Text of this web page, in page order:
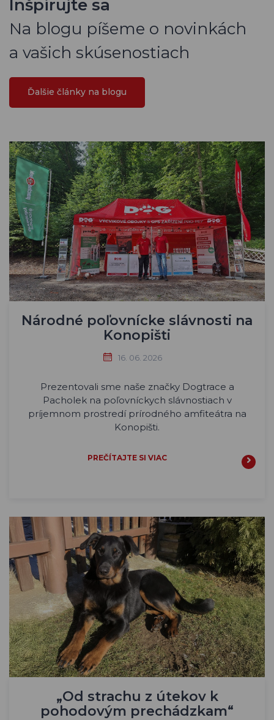
Inšpirujte sa
Na blogu píšeme o novinkách
a vašich skúsenostiach
Ďalšie články na blogu
Národné poľovnícke slávnosti na
Konopišti
16. 06. 2026
Prezentovali sme naše značky Dogtrace a
Pacholek na poľovníckych slávnostiach v
príjemnom prostredí prírodného amfiteátra na
Konopišti.
PREČÍTAJTE SI VIAC
„Od strachu z útekov k
pohodovým prechádzkam“